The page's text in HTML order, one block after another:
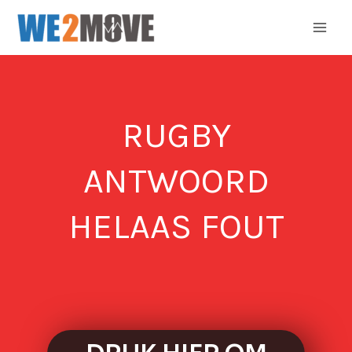
naar
de
RUGBY
ANTWOORD
HELAAS FOUT